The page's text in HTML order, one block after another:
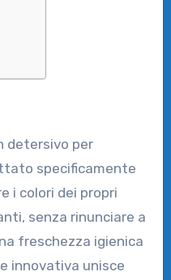
specificamente
i colori dei propri
senza rinunciare a
freschezza igienica
innovativa unisce